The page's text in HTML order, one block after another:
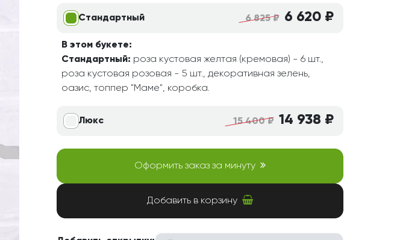
Стандартный 6 825 ₽ 6 620 ₽
В этом букете:
Стандартный: роза кустовая желтая (кремовая) - 6 шт.,
роза кустовая розовая - 5 шт., декоративная зелень,
оазис, топпер "Маме", коробка.
Люкс 15 400 ₽ 14 938 ₽
Оформить заказ за минуту
Добавить в корзину